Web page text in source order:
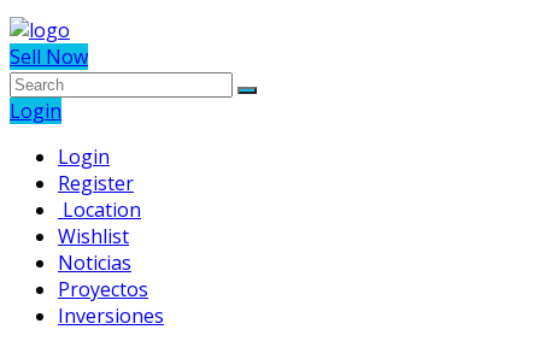
Sell Now
Login
Login
Register
Location
Wishlist
Noticias
Proyectos
Inversiones